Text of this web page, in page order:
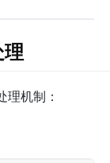
机制：